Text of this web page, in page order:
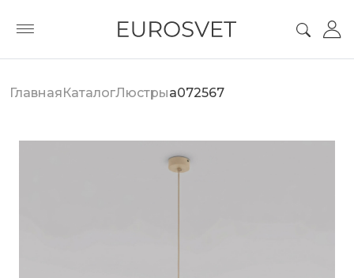
ГлавнаяКаталогЛюстрыa072567